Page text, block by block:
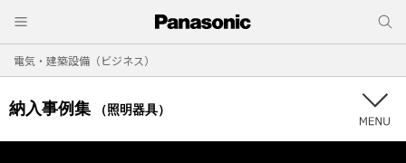
電気・建築設備（ビジネス）
納入事例集 （照明器具）